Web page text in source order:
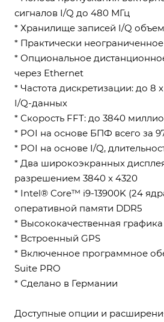
сигналов I/Q до 480 МГц
* Хранилище записей I/Q
* Практически
* Опциональное
через Ethernet
* Частота дискретизации: до 8
I/Q-данных
* Скорость FFT: до 3840
* POI на основе БПФ всего за
* POI на основе I/Q,
* Два широкоэкранных
разрешением 3840 x 4320
* Intel® Core™ i9-13900K (24
оперативной памяти DDR5
* Высококачественная
* Встроенный GPS
* Включенное программное
Suite PRO
* Сделано в Германии
Доступные опции и